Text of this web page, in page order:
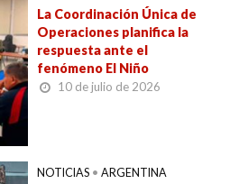
La Coordinación Única de
Operaciones planifica la
respuesta ante el
fenómeno El Niño
10 de julio de 2026
NOTICIAS • ARGENTINA